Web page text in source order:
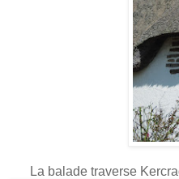
La balade traverse